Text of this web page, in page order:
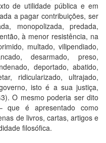
de utilidade pública e em
a pagar contribuições, ser
monopolizada, predada,
à menor resistência, na
multado, vilipendiado,
desarmado, preso,
deportado, abatido,
ridicularizado, ultrajado,
isto é a sua justiça,
O mesmo poderia ser dito
que é apresentado como
de livros, cartas, artigos e
filosófica.